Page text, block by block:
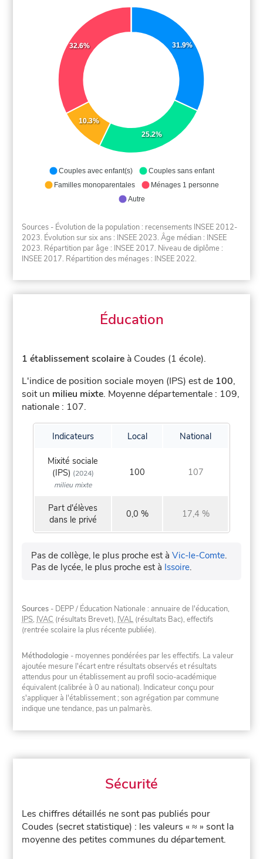
31.9%
25.2%
10.3%
32.6%
Couples avec enfant(s)
Couples sans enfant
Familles monoparentales
Ménages 1 personne
Autre
Sources - Évolution de la population : recensements INSEE 2012-
2023. Évolution sur six ans : INSEE 2023. Âge médian : INSEE
2023. Répartition par âge : INSEE 2017. Niveau de diplôme :
INSEE 2017. Répartition des ménages : INSEE 2022.
Éducation
1 établissement scolaire à Coudes (1 école).
L'indice de position sociale moyen (IPS) est de 100,
soit un milieu mixte. Moyenne départementale : 109,
nationale : 107.
Indicateurs Local National
Mixité sociale
(IPS) (2024)
milieu mixte
100 107
Part d'élèves
dans le privé
0,0 % 17,4 %
Pas de collège, le plus proche est àVic-le-Comte.
Pas de lycée, le plus proche est à Issoire.
Sources - DEPP / Éducation Nationale : annuaire de l'éducation,
IPS, IVAC (résultats Brevet), IVAL (résultats Bac), effectifs
(rentrée scolaire la plus récente publiée).
Méthodologie - moyennes pondérées par les effectifs. La valeur
ajoutée mesure l'écart entre résultats observés et résultats
attendus pour un établissement au profil socio-académique
équivalent (calibrée à 0 au national). Indicateur conçu pour
s'appliquer à l'établissement ; son agrégation par commune
indique une tendance, pas un palmarès.
Sécurité
Les chiffres détaillés ne sont pas publiés pour
Coudes (secret statistique) : les valeurs « ≈ » sont la
moyenne des petites communes du département.